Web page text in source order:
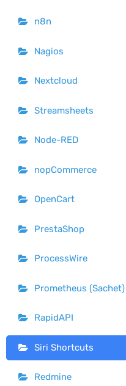
n8n
Nagios
Nextcloud
Streamsheets
Node-RED
nopCommerce
OpenCart
PrestaShop
ProcessWire
Prometheus (Sachet)
RapidAPI
Siri Shortcuts
Redmine